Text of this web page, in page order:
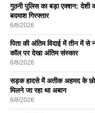
गुठनी पुलिस का बड़ा एक्शन: देशी
बदमाश गिरफ्तार
6/8/2026
पिता की अंतिम विदाई में तीन में
कॉल पर देखा अंतिम संस्कार
6/8/2026
सड़क हादसे में अतीक अहमद के
मिलने जा रहा था अबान
6/8/2026